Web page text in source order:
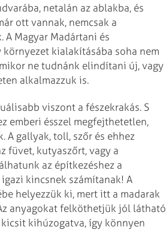
netalán az ablakba, és
ott vannak, nemcsak a
Magyar Madártani és
környezet kialakításába soha nem
ne tudnánk elindítani új, vagy
alkalmazzuk is.
viszont a fészekrakás. S
emberi ésszel megfejthetetlen,
A gallyak, toll, szőr és ehhez
füvet, kutyaszőrt, vagy a
az építkezéshez a
kincsnek számítanak! A
helyezzük ki, mert itt a madarak
anyagokat felköthetjük jól látható
kihúzogatva, így könnyen